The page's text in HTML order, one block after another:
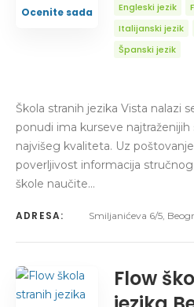
Ocenite sada Engleski jezik
Italijanski jezik
Španski jezik
Škola stranih jezika Vista nalazi
ponudi ima kurseve
najvišeg kvaliteta. Uz
poverljivost informacija
škole naučite…
ADRESA: Smiljanićeva 6/5,
Flow